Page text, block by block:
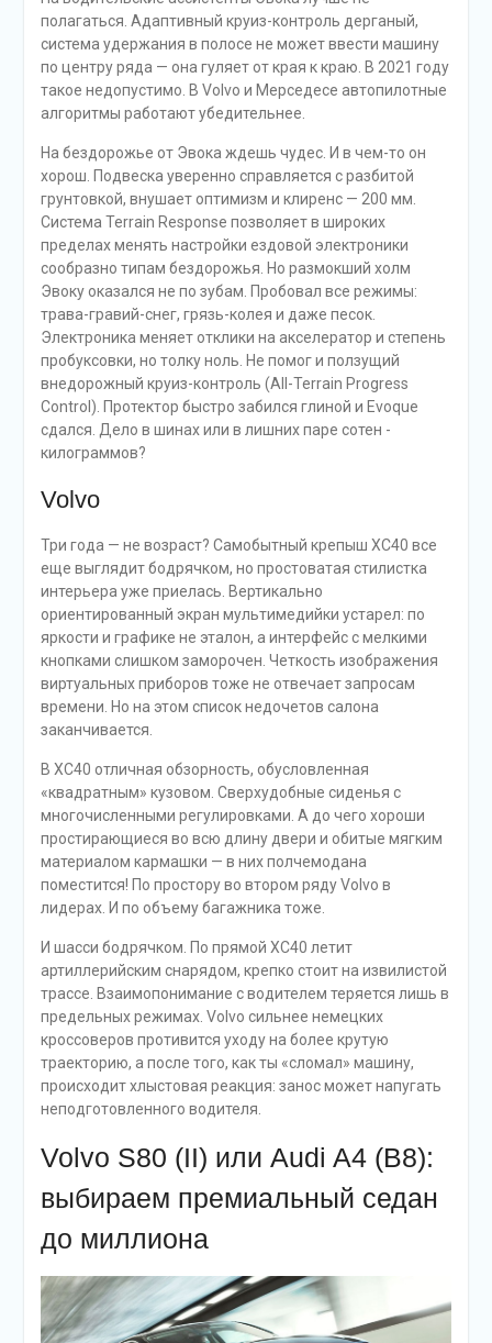
полагаться. Адаптивный круиз-контроль дерганый,
система удержания в полосе не может ввести машину
по центру ряда — она гуляет от края к краю. В 2021 году
такое недопустимо. В Volvo и Мерседесе автопилотные
алгоритмы работают убедительнее.
На бездорожье от Эвока ждешь чудес. И в чем-то он
хорош. Подвеска уверенно справляется с разбитой
грунтовкой, внушает оптимизм и клиренс — 200 мм.
Система Terrain Response позволяет в широких
пределах менять настройки ездовой электроники
сообразно типам бездорожья. Но размокший холм
Эвоку оказался не по зубам. Пробовал все режимы:
трава-гравий-снег, грязь-колея и даже песок.
Электроника меняет отклики на акселератор и степень
пробуксовки, но толку ноль. Не помог и ползущий
внедорожный круиз-контроль (All-Terrain Progress
Control). Протектор быстро забился глиной и Evoque
сдался. Дело в шинах или в лишних паре сотен ­
килограммов?
Volvo
Три года — не возраст? Самобытный крепыш ХС40 все
еще выглядит бодрячком, но простоватая стилистка
интерьера уже приелась. Вертикально
ориентированный экран мультимедийки устарел: по
яркости и графике не эталон, а интерфейс с мелкими
кнопками слишком заморочен. Четкость изображения
виртуальных приборов тоже не отвечает запросам
времени. Но на этом список недочетов салона
заканчивается.
В ХС40 отличная обзорность, обусловленная
«квадратным» кузовом. Сверхудобные сиденья с
многочисленными регулировками. А до чего хороши
простирающиеся во всю длину двери и обитые мягким
материалом кармашки — в них полчемодана
поместится! По простору во втором ряду Volvo в
лидерах. И по объему багажника тоже.
И шасси бодрячком. По прямой XC40 летит
артиллерийским снарядом, крепко стоит на извилистой
трассе. Взаимопонимание с водителем теряется лишь в
предельных режимах. Volvo сильнее немецких
кроссоверов противится уходу на более крутую
траекторию, а после того, как ты «сломал» машину,
происходит хлыстовая реакция: занос может напугать
неподготовленного водителя.
Volvo S80 (II) или Audi A4 (B8):
выбираем премиальный седан
до миллиона